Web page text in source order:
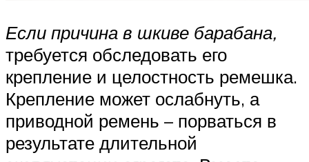
Если причина в шкиве барабана,
требуется обследовать его
крепление и целостность ремешка.
Крепление может ослабнуть, а
приводной ремень – порваться в
результате длительной